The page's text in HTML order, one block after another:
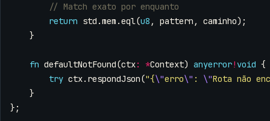
return std .mem .eql(u8 , pattern , caminho);
}
fn defaultNotFound(ctx: *Context) anyerror! void {
try ctx. respondJson("{\"erro\" : \"Rota não
}
};